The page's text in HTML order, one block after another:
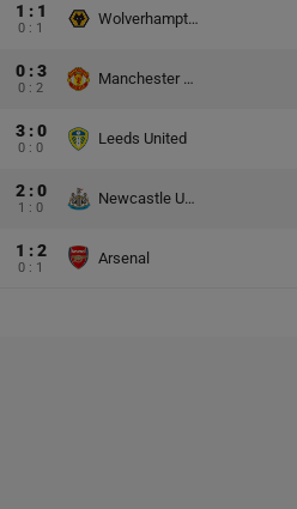
1 : 1
0 : 1
Wolverhampton Wanderers
0 : 3
0 : 2
Manchester United
3 : 0
0 : 0
Leeds United
2 : 0
1 : 0
Newcastle United
1 : 2
0 : 1
Arsenal